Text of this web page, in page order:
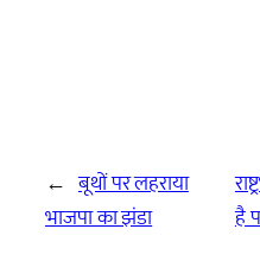
← बूथों पर लहराया
भाजपा का झंडा
है